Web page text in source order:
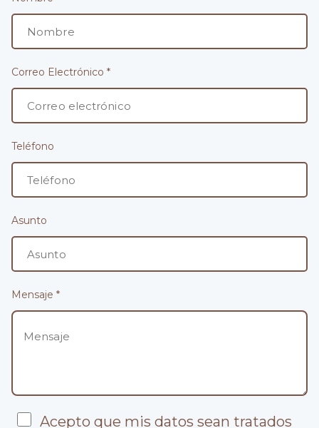
Correo Electrónico *
Teléfono
Asunto
Mensaje *
Acepto que mis datos sean tratados